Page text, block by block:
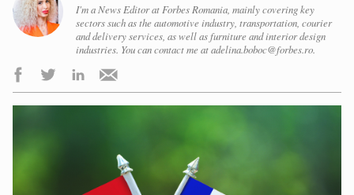
I'm a News Editor at Forbes Romania, mainly covering key
sectors such as the automotive industry, transportation, courier
and delivery services, as well as furniture and interior design
industries. You can contact me at adelina.boboc@forbes.ro.